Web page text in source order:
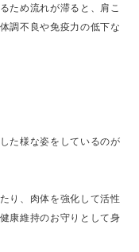
ため流れが滞ると、肩こ
調不良や免疫力の低下な
た様な姿をしているのが
り、肉体を強化して活性
康維持のお守りとして身